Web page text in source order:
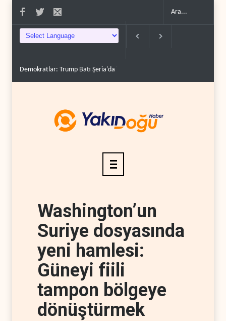
.. İsrail, beyin göçünde rekora koşuyor..
Washington’un
Suriye dosyasında
yeni hamlesi:
Güneyi fiili
tampon bölgeye
dönüştürmek